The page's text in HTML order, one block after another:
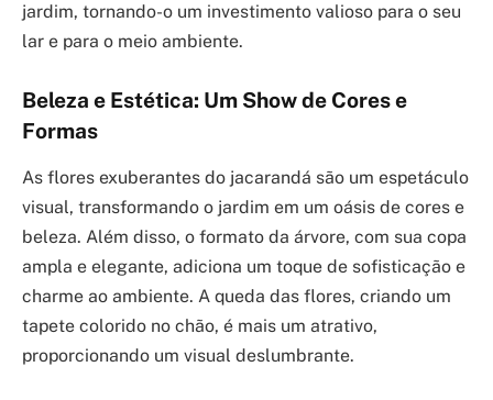
jardim, tornando-o um investimento valioso para o seu
lar e para o meio ambiente.
Beleza e Estética: Um Show de Cores e
Formas
As flores exuberantes do jacarandá são um espetáculo
visual, transformando o jardim em um oásis de cores e
beleza. Além disso, o formato da árvore, com sua copa
ampla e elegante, adiciona um toque de sofisticação e
charme ao ambiente. A queda das flores, criando um
tapete colorido no chão, é mais um atrativo,
proporcionando um visual deslumbrante.